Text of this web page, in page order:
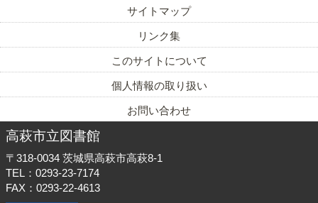
サイトマップ
リンク集
このサイトについて
個人情報の取り扱い
お問い合わせ
高萩市立図書館
〒318-0034 茨城県高萩市高萩8-1
TEL：0293-23-7174
FAX：0293-22-4613